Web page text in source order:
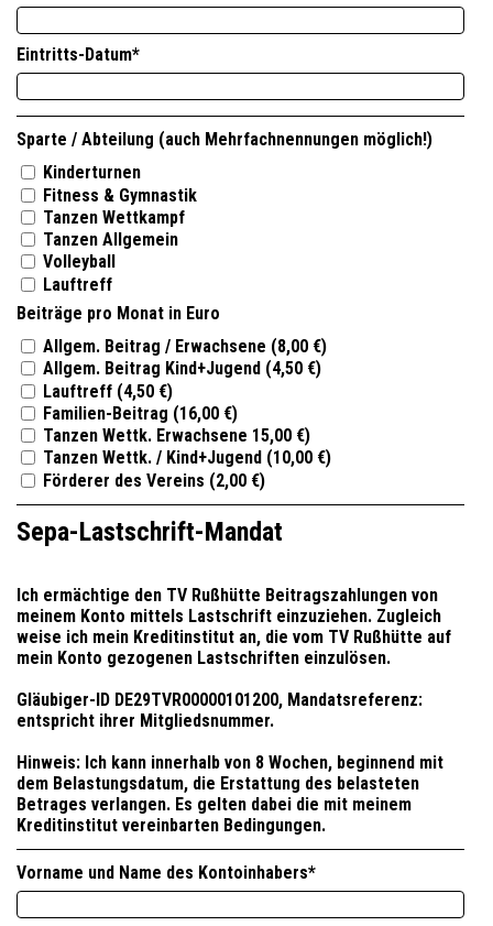
Eintritts-Datum*
Sparte / Abteilung (auch Mehrfachnennungen möglich!)
Kinderturnen
Fitness & Gymnastik
Tanzen Wettkampf
Tanzen Allgemein
Volleyball
Lauftreff
Beiträge pro Monat in Euro
Allgem. Beitrag / Erwachsene (8,00 €)
Allgem. Beitrag Kind+Jugend (4,50 €)
Lauftreff (4,50 €)
Familien-Beitrag (16,00 €)
Tanzen Wettk. Erwachsene 15,00 €)
Tanzen Wettk. / Kind+Jugend (10,00 €)
Förderer des Vereins (2,00 €)
Sepa-Lastschrift-Mandat
Ich ermächtige den TV Rußhütte Beitragszahlungen von
meinem Konto mittels Lastschrift einzuziehen. Zugleich
weise ich mein Kreditinstitut an, die vom TV Rußhütte auf
mein Konto gezogenen Lastschriften einzulösen.
Gläubiger-ID DE29TVR00000101200, Mandatsreferenz:
entspricht ihrer Mitgliedsnummer.
Hinweis: Ich kann innerhalb von 8 Wochen, beginnend mit
dem Belastungsdatum, die Erstattung des belasteten
Betrages verlangen. Es gelten dabei die mit meinem
Kreditinstitut vereinbarten Bedingungen.
Vorname und Name des Kontoinhabers*